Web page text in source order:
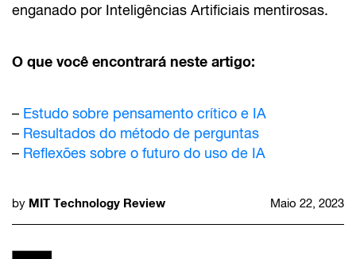
enganado por Inteligências Artificiais mentirosas.
O que você encontrará neste artigo:
– Estudo sobre pensamento crítico e IA
– Resultados do método de perguntas
– Reflexões sobre o futuro do uso de IA
by MIT Technology Review Maio 22, 2023